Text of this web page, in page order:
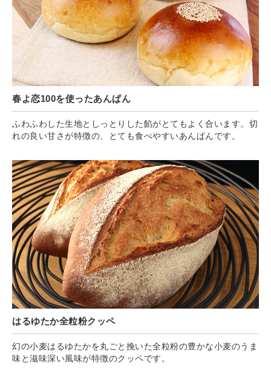
春よ恋100を使ったあんぱん
ふわふわした生地としっとりした餡がとてもよく合います。切
れの良い甘さが特徴の、とても食べやすいあんぱんです。
はるゆたか全粒粉クッペ
幻の小麦はるゆたかを丸ごと挽いた全粒粉の豊かな小麦のうま
味と滋味深い風味が特徴のクッペです。